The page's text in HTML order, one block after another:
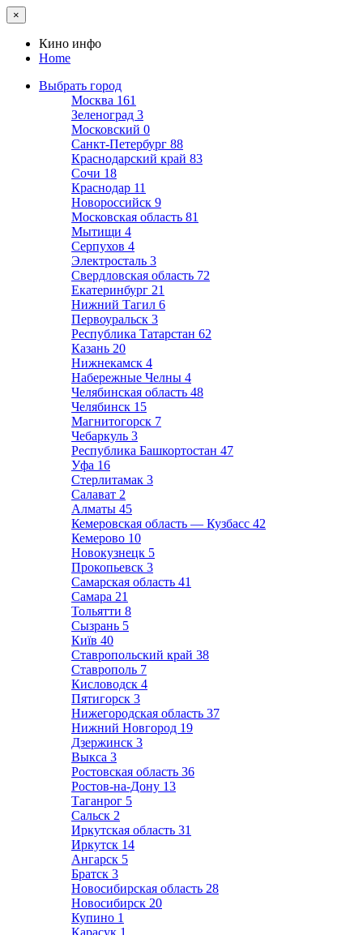
×
Кино инфо
Home
Выбрать город
Москва 161
Зеленоград 3
Московский 0
Санкт-Петербург 88
Краснодарский край 83
Сочи 18
Краснодар 11
Новороссийск 9
Московская область 81
Мытищи 4
Серпухов 4
Электросталь 3
Свердловская область 72
Екатеринбург 21
Нижний Тагил 6
Первоуральск 3
Республика Татарстан 62
Казань 20
Нижнекамск 4
Набережные Челны 4
Челябинская область 48
Челябинск 15
Магнитогорск 7
Чебаркуль 3
Республика Башкортостан 47
Уфа 16
Стерлитамак 3
Салават 2
Алматы 45
Кемеровская область — Кузбасс 42
Кемерово 10
Новокузнецк 5
Прокопьевск 3
Самарская область 41
Самара 21
Тольятти 8
Сызрань 5
Київ 40
Ставропольский край 38
Ставрополь 7
Кисловодск 4
Пятигорск 3
Нижегородская область 37
Нижний Новгород 19
Дзержинск 3
Выкса 3
Ростовская область 36
Ростов-на-Дону 13
Таганрог 5
Сальск 2
Иркутская область 31
Иркутск 14
Ангарск 5
Братск 3
Новосибирская область 28
Новосибирск 20
Купино 1
Карасук 1